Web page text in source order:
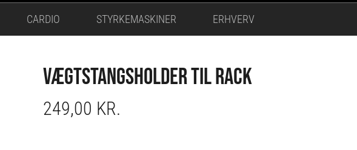
CARDIO STYRKEMASKINER ERHVERV
VÆGTSTANGSHOLDER TIL RACK
249,00 KR.